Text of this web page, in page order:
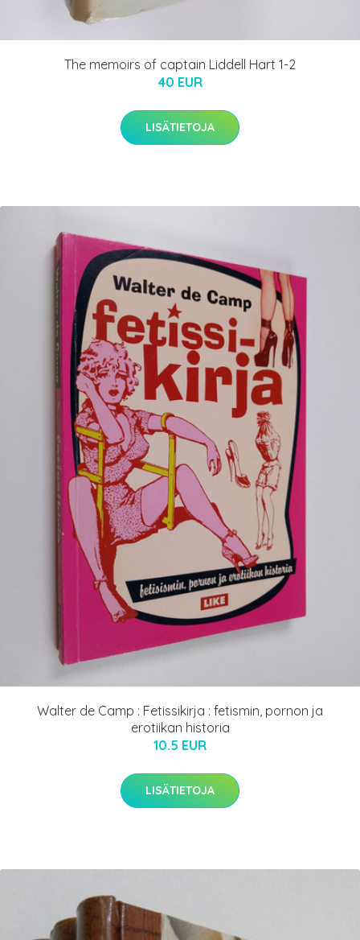
The memoirs of captain Liddell Hart 1-2
40 EUR
LISÄTIETOJA
Walter de Camp : Fetissikirja : fetismin, pornon ja
erotiikan historia
10.5 EUR
LISÄTIETOJA